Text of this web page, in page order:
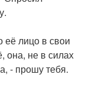
её лицо в свои
она, не в силах
- прошу тебя.